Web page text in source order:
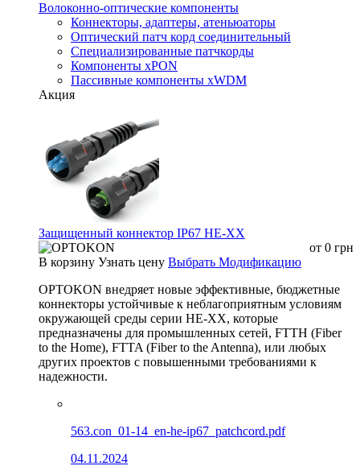
Волоконно-оптические компоненты
Коннекторы, адаптеры, атеньюаторы
Оптический патч корд соединительный
Специализированные патчкорды
Компоненты xPON
Пассивные компоненты xWDM
Акция
Защищенный коннектор IP67 HE-XX
от 0 грн
В корзину Узнать цену Выбрать Модификацию
OPTOKON внедряет новые эффективные, бюджетные
коннекторы устойчивые к неблагоприятным условиям
окружающей среды серии HE-XX, которые
предназначены для промышленных сетей, FTTH (Fiber
to the Home), FTTA (Fiber to the Antenna), или любых
других проектов с повышенными требованиями к
надежности.
563.con_01-14_en-he-ip67_patchcord.pdf
04.11.2024